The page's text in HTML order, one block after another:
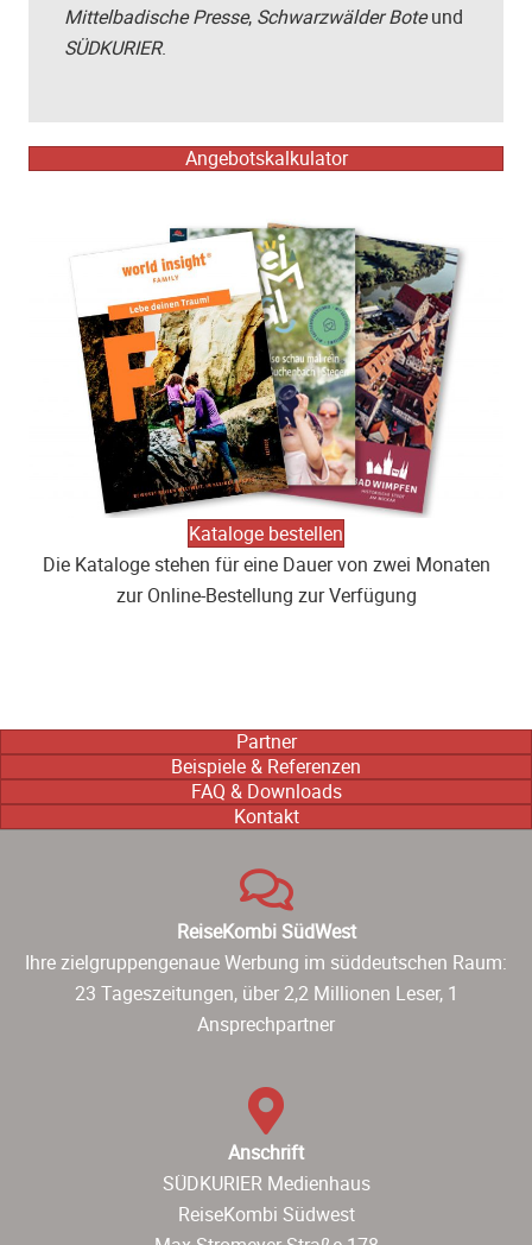
Mittelbadische Presse, Schwarzwälder Boteund
SÜDKURIER.
Angebotskalkulator
Kataloge bestellen
Die Kataloge stehen für eine Dauer von zwei Monaten
zur Online-Bestellung zur Verfügung
Partner
Beispiele & Referenzen
FAQ & Downloads
Kontakt
ReiseKombi SüdWest
Ihre zielgruppengenaue Werbung im süddeutschen Raum:
23 Tageszeitungen, über 2,2 Millionen Leser, 1
Ansprechpartner
Anschrift
SÜDKURIER Medienhaus
ReiseKombi Südwest